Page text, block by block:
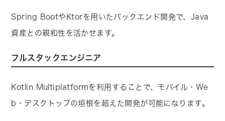
Spring BootやKtorを用いたバックエンド開発で、Java
資産との親和性を活かせます。
フルスタックエンジニア
Kotlin Multiplatformを利用することで、モバイル・We
b・デスクトップの垣根を超えた開発が可能になります。